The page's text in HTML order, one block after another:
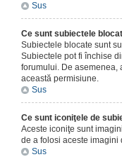
Sus
Ce sunt subiectele
Subiectele blocate sunt
Subiectele pot fi închise
forumului. De asemenea,
această permisiune.
Sus
Ce sunt iconiţele de
Aceste iconiţe sunt
de a folosi aceste imagini
Sus